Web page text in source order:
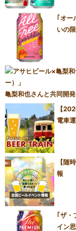
｢オー
いの
亀梨和也さんと共同開
【
電車
【随
報
｢ザ・
イン